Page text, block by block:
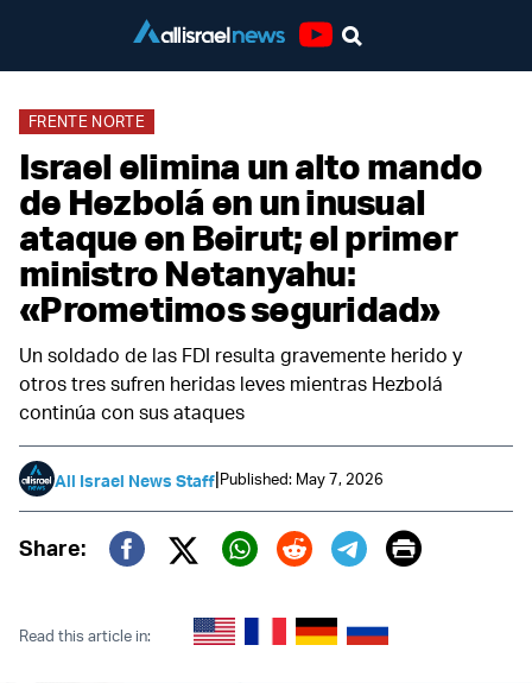
FRENTE NORTE
Israel elimina un alto mando
de Hezbolá en un inusual
ataque en Beirut; el primer
ministro Netanyahu:
«Prometimos seguridad»
Un soldado de las FDI resulta gravemente herido y
otros tres sufren heridas leves mientras Hezbolá
continúa con sus ataques
All Israel News Staff|Published: May 7, 2026
Share:
Twitter (X)
Print
Read this article in: